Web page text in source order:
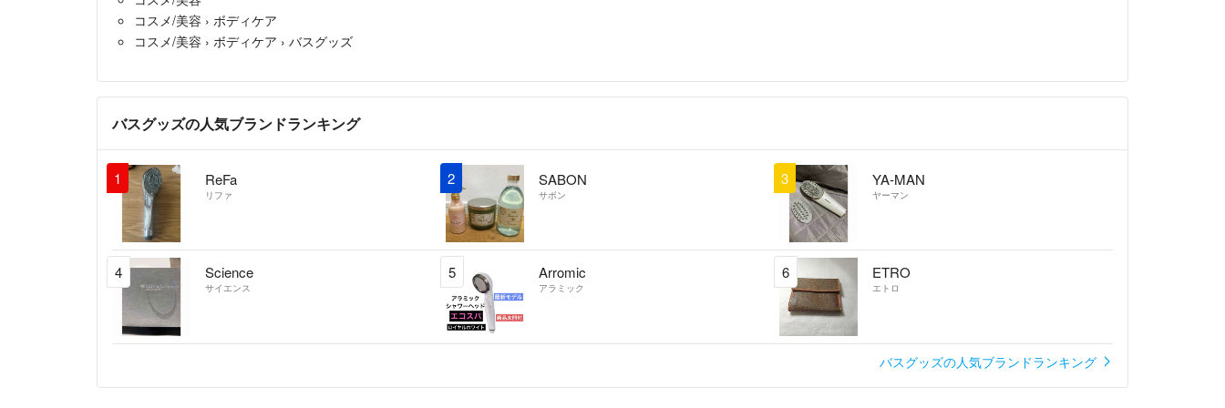
コスメ/美容 › ボディケア
コスメ/美容 › ボディケア › バスグッズ
バスグッズの人気ブランドランキング
1 ReFa
リファ
2 SABON
サボン
3 YA-MAN
ヤーマン
4 Science
サイエンス
5 Arromic
アラミック
6 ETRO
エトロ
バスグッズの人気ブランドランキング